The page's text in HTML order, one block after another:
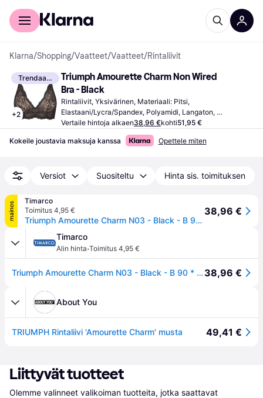
Kuluttajille
Klarna/Shopping/Vaatteet/Vaatteet/Rintaliivit
Trendaava
+2
Triumph Amourette Charm Non Wired
Bra - Black
Rintaliivit, Yksivärinen, Materiaali: Pitsi,
Elastaani/Lycra/Spandex, Polyamidi, Langaton,
Kaarituellinen, Säädettävät Olkaimet
Vertaile hintoja alkaen38,96 €kohti51,95 €
Kokeile joustavia maksuja kanssa Opettele miten
Versiot Suositeltu Hinta sis. toimituksen
mainos
Timarco
Toimitus 4,95 €
Triumph Amourette Charm N03 - Black - B 90 * Kampanja *
38,96 €
Timarco
Alin hinta·Toimitus 4,95 €
Triumph Amourette Charm N03 - Black - B 90 * Kampanja *38,96 €
About You
TRIUMPH Rintaliivi 'Amourette Charm' musta 49,41 €
Liittyvät tuotteet
Olemme valinneet valikoiman tuotteita, jotka saattavat